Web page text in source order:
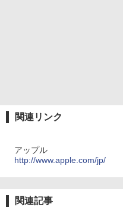
関連リンク
アップル
http://www.apple.com/jp/
関連記事